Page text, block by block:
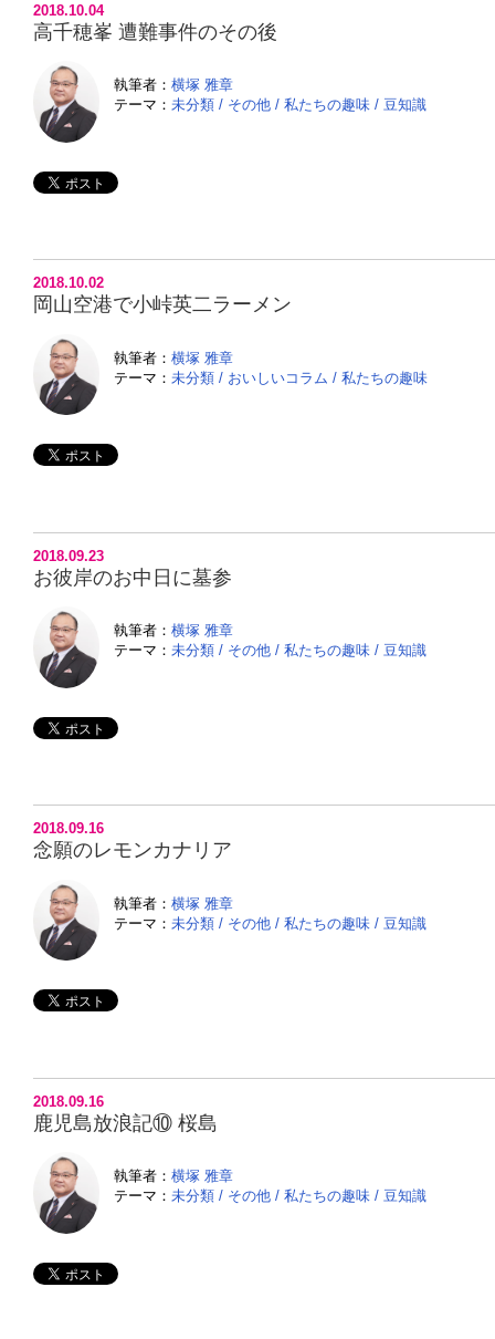
2018.10.04
高千穂峯 遭難事件のその後
執筆者： 横塚 雅章
テーマ： 未分類 / その他 / 私たちの趣味 / 豆知識
2018.10.02
岡山空港で小峠英二ラーメン
執筆者： 横塚 雅章
テーマ： 未分類 / おいしいコラム / 私たちの趣味
2018.09.23
お彼岸のお中日に墓参
執筆者： 横塚 雅章
テーマ： 未分類 / その他 / 私たちの趣味 / 豆知識
2018.09.16
念願のレモンカナリア
執筆者： 横塚 雅章
テーマ： 未分類 / その他 / 私たちの趣味 / 豆知識
2018.09.16
鹿児島放浪記⑩ 桜島
執筆者： 横塚 雅章
テーマ： 未分類 / その他 / 私たちの趣味 / 豆知識